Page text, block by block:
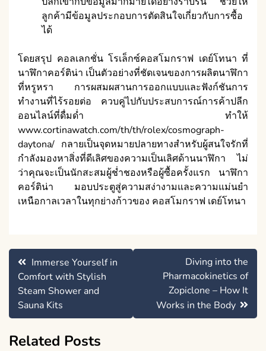
ลูกค้ามีข้อมูลประกอบการตัดสินใจเกี่ยวกับการซื้อ
ได้
โดยสรุป คอลเลกชั่น โรเล็กซ์คอสโมกราฟ เดย์โทนา ที่
นาฬิกาคอร์ติน่า เป็นตัวอย่างที่ชัดเจนของการผลิตนาฬิกา
ที่หรูหรา การผสมผสานการออกแบบและฟังก์ชันการ
ทำงานที่ไร้รอยต่อ ควบคู่ไปกับประสบการณ์การค้าปลีก
ออนไลน์ที่ดื่มด่ำ ทำให้
www.cortinawatch.com/th/th/rolex/cosmograph-
daytona/ กลายเป็นจุดหมายปลายทางสำหรับผู้สนใจรักที่
กำลังมองหาสิ่งที่ดีเลิศของความเป็นเลิศด้านนาฬิกา ไม่
ว่าคุณจะเป็นนักสะสมผู้ช่ำชองหรือผู้ซื้อครั้งแรก นาฬิกา
คอร์ติน่า มอบประตูสู่ความสง่างามและความแม่นยำ
เหนือกาลเวลาในทุกย่างก้าวของ คอสโมกราฟ เดย์โทนา
Post
navigation
Immerse Yourself in
Comfort with Stylish
Steam Shower and
Sauna Kits
Diving into the
Pharmacokinetics of
Zopiclone – How It
Works in the Body
Related Posts